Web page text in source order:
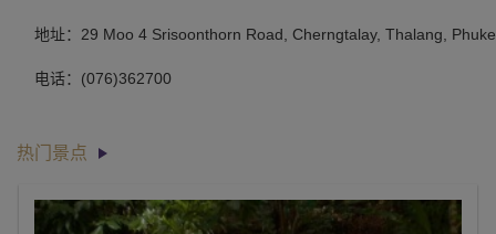
地址：29 Moo 4 Srisoonthorn Road, Cherngtalay, Thalang,
电话：(076)362700
热门景点